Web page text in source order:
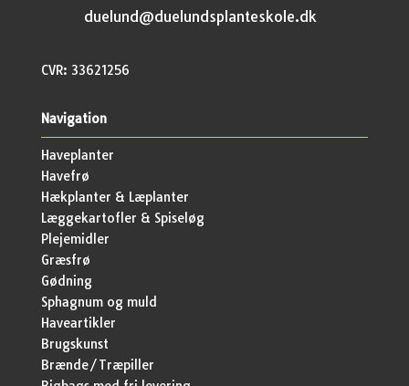
duelund@duelundsplanteskole.dk
CVR: 33621256
Navigation
Haveplanter
Havefrø
Hækplanter & Læplanter
Læggekartofler & Spiseløg
Plejemidler
Græsfrø
Gødning
Sphagnum og muld
Haveartikler
Brugskunst
Brænde/Træpiller